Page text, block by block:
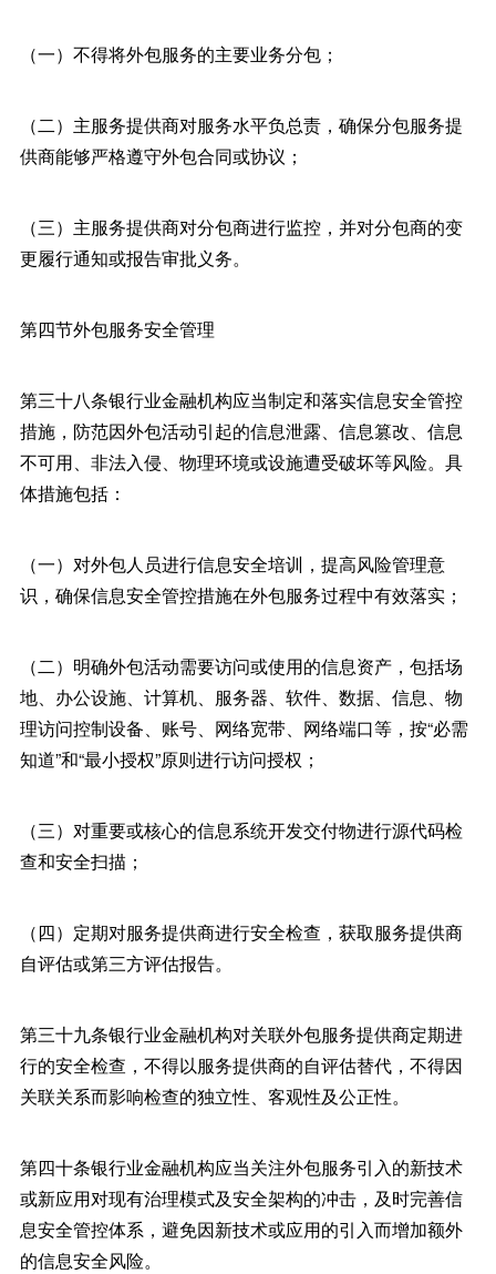
（一）不得将外包服务的主要业务分包；
（二）主服务提供商对服务水平负总责，确保分包服务提
供商能够严格遵守外包合同或协议；
（三）主服务提供商对分包商进行监控，并对分包商的变
更履行通知或报告审批义务。
第四节外包服务安全管理
第三十八条银行业金融机构应当制定和落实信息安全管控
措施，防范因外包活动引起的信息泄露、信息篡改、信息
不可用、非法入侵、物理环境或设施遭受破坏等风险。具
体措施包括：
（一）对外包人员进行信息安全培训，提高风险管理意
识，确保信息安全管控措施在外包服务过程中有效落实；
（二）明确外包活动需要访问或使用的信息资产，包括场
地、办公设施、计算机、服务器、软件、数据、信息、物
理访问控制设备、账号、网络宽带、网络端口等，按“必需
知道”和“最小授权”原则进行访问授权；
（三）对重要或核心的信息系统开发交付物进行源代码检
查和安全扫描；
（四）定期对服务提供商进行安全检查，获取服务提供商
自评估或第三方评估报告。
第三十九条银行业金融机构对关联外包服务提供商定期进
行的安全检查，不得以服务提供商的自评估替代，不得因
关联关系而影响检查的独立性、客观性及公正性。
第四十条银行业金融机构应当关注外包服务引入的新技术
或新应用对现有治理模式及安全架构的冲击，及时完善信
息安全管控体系，避免因新技术或应用的引入而增加额外
的信息安全风险。